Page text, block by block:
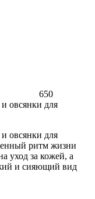
650
овсянки для
овсянки для
ритм жизни
уход за кожей, а
и сияющий вид